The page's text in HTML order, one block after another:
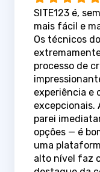
SITE123 é,
mais fácil e
Os técnicos
processo de
experiência e
excepcionais.
parei
opções — é
uma
alto nível faz